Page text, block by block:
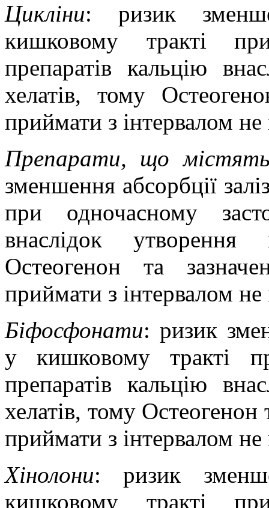
Цикліни: ризик
кишковому тракті
препаратів кальцію
хелатів, тому
приймати з інтервалом
Препарати, що
зменшення абсорбції
при одночасному
внаслідок утворення
Остеогенон та
приймати з інтервалом
Біфосфонати: ризик
у кишковому тракті
препаратів кальцію
хелатів, тому Остеогенон
приймати з інтервалом
Хінолони: ризик
кишковому тракті